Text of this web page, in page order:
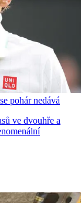
pohár nedává
ve dvouhře a